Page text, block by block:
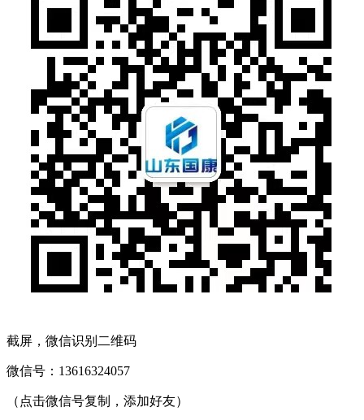
截屏，微信识别二维码
微信号： 13616324057
（点击微信号复制，添加好友）